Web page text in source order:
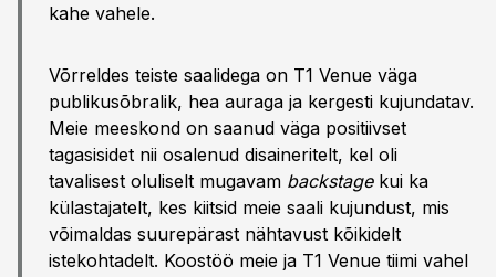
kahe vahele.
Võrreldes teiste saalidega on T1 Venue väga
publikusõbralik, hea auraga ja kergesti kujundatav.
Meie meeskond on saanud väga positiivset
tagasisidet nii osalenud disaineritelt, kel oli
tavalisest oluliselt mugavam backstage kui ka
külastajatelt, kes kiitsid meie saali kujundust, mis
võimaldas suurepärast nähtavust kõikidelt
istekohtadelt. Koostöö meie ja T1 Venue tiimi vahel